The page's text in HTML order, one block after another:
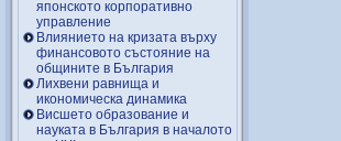
японското корпоративно
управление
Влиянието на кризата върху
финансовото състояние на
общините в България
Лихвени равнища и
икономическа динамика
Висшето образование и
науката в България в началото